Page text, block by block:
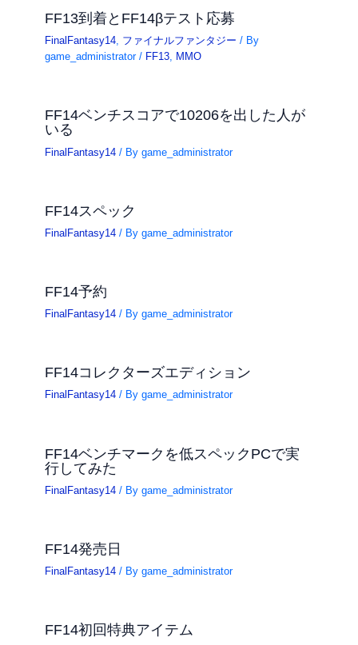
FF13到着とFF14βテスト応募
FinalFantasy14, ファイナルファンタジー / By
game_administrator/ FF13, MMO
FF14ベンチスコアで10206を出した人が
いる
FinalFantasy14 / Bygame_administrator
FF14スペック
FinalFantasy14 / Bygame_administrator
FF14予約
FinalFantasy14 / Bygame_administrator
FF14コレクターズエディション
FinalFantasy14 / Bygame_administrator
FF14ベンチマークを低スペックPCで実
行してみた
FinalFantasy14 / Bygame_administrator
FF14発売日
FinalFantasy14 / Bygame_administrator
FF14初回特典アイテム